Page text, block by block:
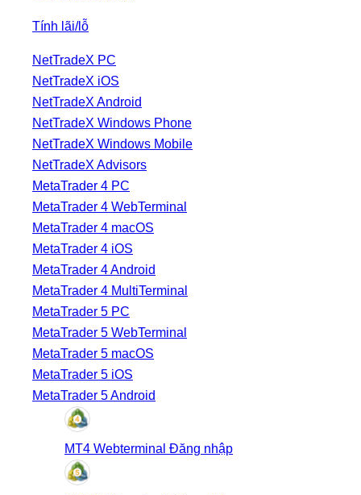
Tính lãi/lỗ
NetTradeX PC
NetTradeX iOS
NetTradeX Android
NetTradeX Windows Phone
NetTradeX Windows Mobile
NetTradeX Advisors
MetaTrader 4 PC
MetaTrader 4 WebTerminal
MetaTrader 4 macOS
MetaTrader 4 iOS
MetaTrader 4 Android
MetaTrader 4 MultiTerminal
MetaTrader 5 PC
MetaTrader 5 WebTerminal
MetaTrader 5 macOS
MetaTrader 5 iOS
MetaTrader 5 Android
MT4 Webterminal Đăng nhập